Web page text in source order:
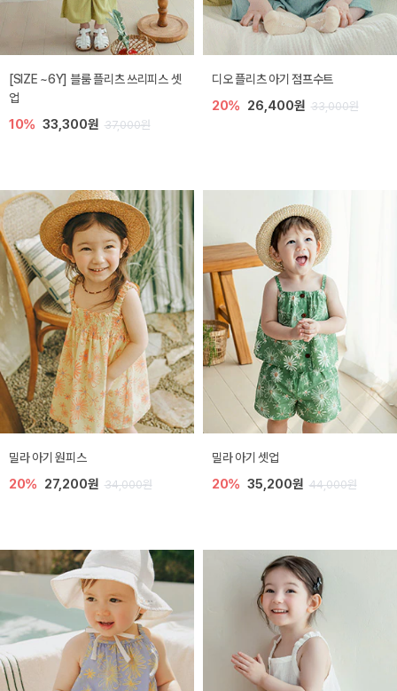
[SIZE ~6Y] 블룸 플리츠 쓰리피스 셋
업
10% 33,300원 37,000원
디오 플리츠 아기 점프수트
20% 26,400원 33,000원
밀라 아기 원피스
20% 27,200원 34,000원
밀라 아기 셋업
20% 35,200원 44,000원